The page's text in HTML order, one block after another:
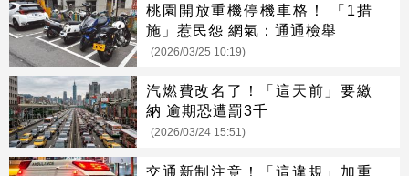
桃園開放重機停機車格！ 「1措
施」惹民怨 網氣：通通檢舉
(2026/03/25 10:19)
汽燃費改名了！「這天前」要繳
納 逾期恐遭罰3千
(2026/03/24 15:51)
交通新制注意！「這違規」加重